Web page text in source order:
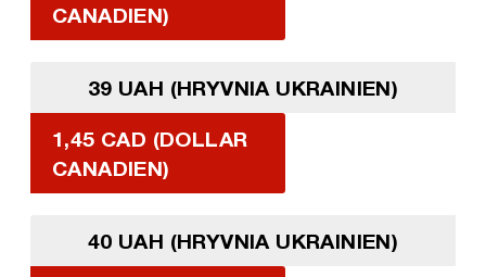
CANADIEN)
39 UAH (HRYVNIA UKRAINIEN)
1,45 CAD (DOLLAR
CANADIEN)
40 UAH (HRYVNIA UKRAINIEN)